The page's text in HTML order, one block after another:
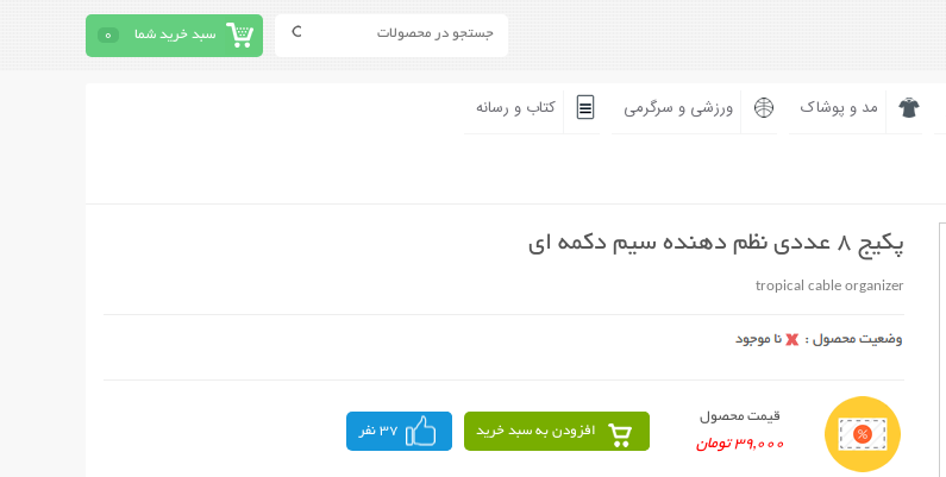
سبد خرید شما 0
مد و پوشاک ورزشی و سرگرمی کتاب و رسانه
پکیج 8 عددی نظم دهنده سیم دکمه ای
tropical cable organizer
قیمت محصول
39,000 تومان
افزودن به سبد خرید 37 نفر